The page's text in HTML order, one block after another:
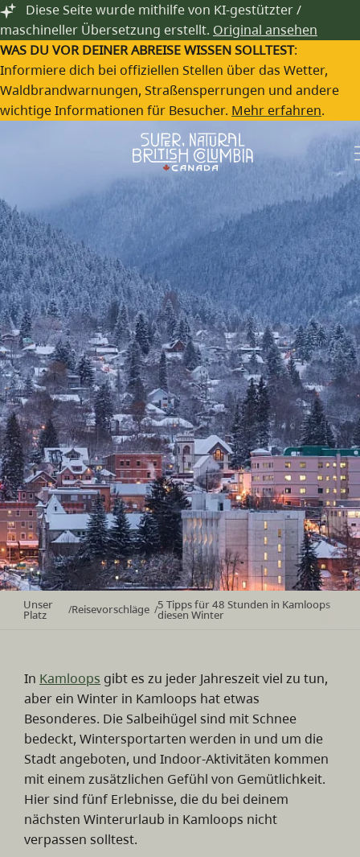
Zum Hauptinhalt springen
Diese Seite wurde mithilfe von KI-gestützter /
maschineller Übersetzung erstellt. Original ansehen
WAS DU VOR DEINER ABREISE WISSEN SOLLTEST:
Informiere dich bei offiziellen Stellen über das Wetter,
Waldbrandwarnungen, Straßensperrungen und andere
wichtige Informationen für Besucher. Mehr erfahren.
5 Tipps für einen 48-
Stunden-Aufenthalt in
Kamloops diesen Winter
Von:Destination British Columbia | 13. November 2023
Unser
Platz /Reisevorschläge /5 Tipps für 48 Stunden in Kamloops
diesen Winter
In Kamloops gibt es zu jeder Jahreszeit viel zu tun,
aber ein Winter in Kamloops hat etwas
Besonderes. Die Salbeihügel sind mit Schnee
bedeckt, Wintersportarten werden in und um die
Stadt angeboten, und Indoor-Aktivitäten kommen
mit einem zusätzlichen Gefühl von Gemütlichkeit.
Hier sind fünf Erlebnisse, die du bei deinem
nächsten Winterurlaub in Kamloops nicht
verpassen solltest.